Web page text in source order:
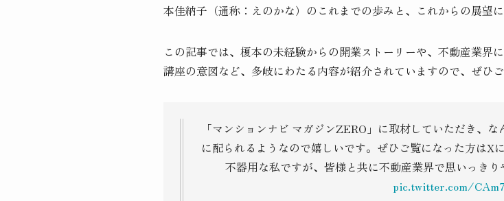
本佳納子（通称：えのかな）のこれまでの歩みと、これからの展望
この記事では、榎本の未経験からの開業ストーリーや、不動産業界
講座の意図など、多岐にわたる内容が紹介されていますので、ぜひご
「マンションナビ マガジンZERO」に取材していただき、
に配られるようなので嬉しいです。ぜひご覧になった方はX
不器用な私ですが、皆様と共に不動産業界で思いっき
pic.twitter.com/